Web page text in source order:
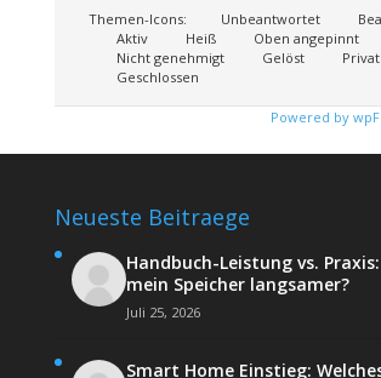
Themen-Icons:
Unbeantwortet
Aktiv
Heiß
Oben angepinnt
Nicht genehmigt
Gelöst
Privat
Geschlossen
Powered by
Neueste Beitraege
Handbuch-Leistung vs.
mein Speicher langsamer?
Juli 25, 2026
Smart Home Einstieg: